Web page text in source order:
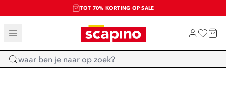
TOT 70% KORTING OP SALE
SALE: LAATSTE KANS!
SHOP NIEUW
Home